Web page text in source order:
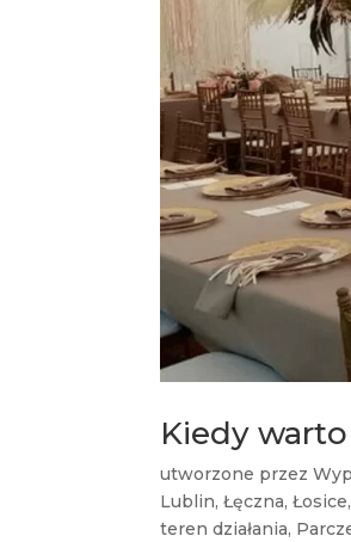
Kiedy
utworzone przez
Lublin,Łęczna,Łosice
teren działania,